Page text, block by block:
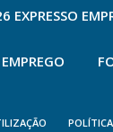
EXPRESSO
EMPREGO